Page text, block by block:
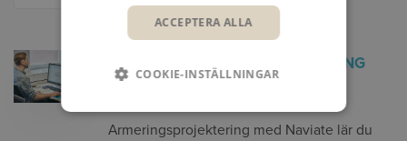
REVIT - ARMERINGSPROJEKTERING
MED NAVIATE
På denna kurs i Revit –
Armeringsprojektering med Naviate lär du
ACCEPTERA ALLA
COOKIE-INSTÄLLNINGAR